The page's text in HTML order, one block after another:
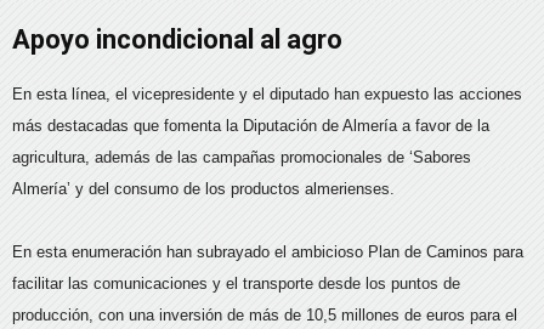
Apoyo incondicional al agro
En esta línea, el vicepresidente y el diputado han expuesto las acciones
más destacadas que fomenta la Diputación de Almería a favor de la
agricultura, además de las campañas promocionales de ‘Sabores
Almería’ y del consumo de los productos almerienses.
En esta enumeración han subrayado el ambicioso Plan de Caminos para
facilitar las comunicaciones y el transporte desde los puntos de
producción, con una inversión de más de 10,5 millones de euros para el